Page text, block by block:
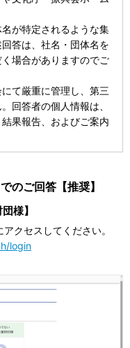
が特定されるような集
答は、社名・団体名を
場合がありますのでご
て厳重に管理し、第三
回答者の個人情報は、
果報告、およびご案内
のご回答【推奨】
様】
クセスしてください。
login